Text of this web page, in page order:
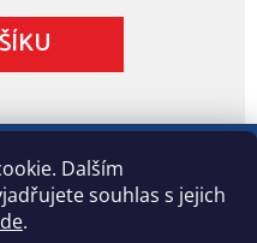
Dalším
souhlas s jejich
.